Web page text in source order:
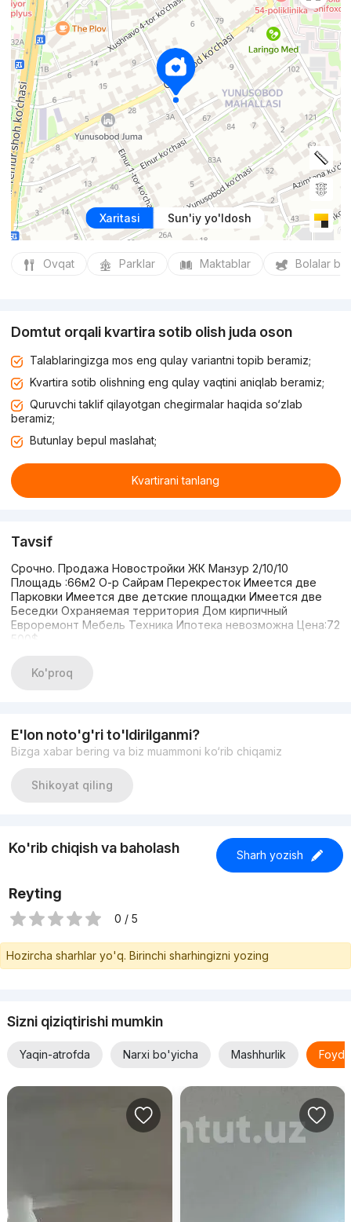
Xaritasi Sun'iy yo'ldosh
Ovqat Parklar Maktablar Bolalar
Domtut orqali kvartira sotib olish juda oson
Talablaringizga mos eng qulay variantni topib beramiz;
Kvartira sotib olishning eng qulay vaqtini aniqlab beramiz;
Quruvchi taklif qilayotgan chegirmalar haqida so‘zlab
beramiz;
Butunlay bepul maslahat;
Kvartirani tanlang
Tavsif
Срочно. Продажа Новостройки ЖК Манзур 2/10/10
Площадь :66м2 О-р Сайрам Перекресток Имеется две
Парковки Имеется две детские площадки Имеется две
Беседки Охраняемая территория Дом кирпичный
Евроремонт Мебель Техника Ипотека невозможна Цена:72
500$
Ko'proq
E'lon noto'g'ri to'ldirilganmi?
Bizga xabar bering va biz muammoni ko‘rib chiqamiz
Shikoyat qiling
Ko'rib chiqish va baholash Sharh yozish
Reyting
0 / 5
Hozircha sharhlar yo'q. Birinchi sharhingizni yozing
Sizni qiziqtirishi mumkin
Yaqin-atrofda Narxi bo'yicha Mashhurlik